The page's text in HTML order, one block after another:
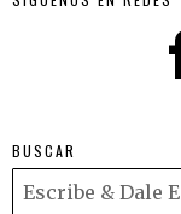
BUSCAR